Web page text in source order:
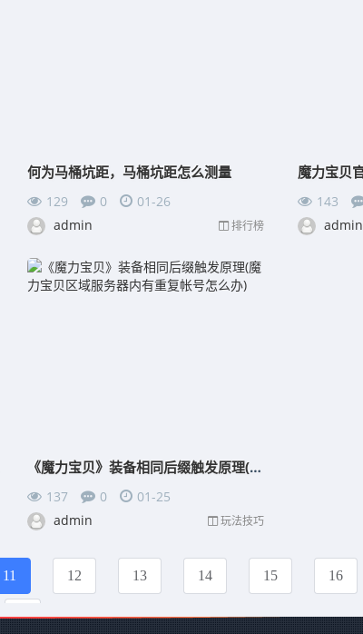
何为马桶坑距，马桶坑距怎么测量
129 0
01-26
admin
排行榜
143
admin
《魔力宝贝》装备相同后缀触发原理(魔力宝贝区域服务器内有重复帐号怎么办)
137 0
01-25
admin
玩法技巧
11 12 13 14 15 16
»